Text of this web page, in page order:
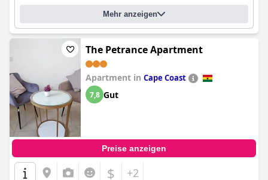
Mehr anzeigen
The Petrance Apartment
Apartment in Cape Coast
7,8 Gut
Preise anzeigen
$ +2